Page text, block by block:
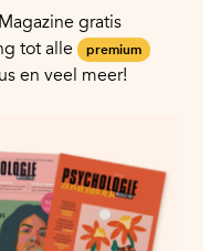
gratis
tot alle
premium
en veel meer!